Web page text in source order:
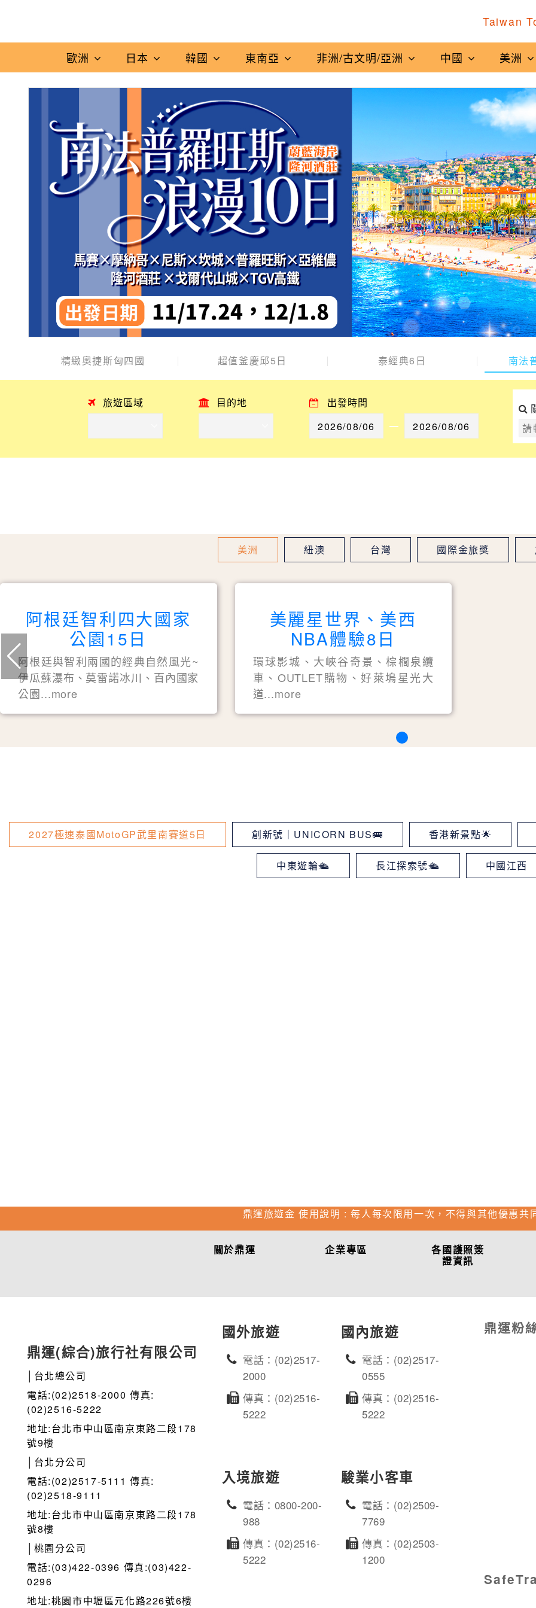
Taiwan
歐洲 日本 韓國 東南亞 非洲/古文明/亞洲 中國 美洲
精緻奧捷斯匈四國 超值釜慶邱5日 泰經典6日 南法
旅遊區域 目的地 出發時間
美洲 紐澳 台灣 國際金旅獎
阿根廷智利四大國家
公園15日
阿根廷與智利兩國的經典自然風光~
伊瓜蘇瀑布、莫雷諾冰川、百內國家
公園...more
美麗星世界、美西
NBA體驗8日
環球影城、大峽谷奇景、棕櫚泉纜
車、OUTLET購物、好萊塢星光大
道...more
2027極速泰國MotoGP武里南賽道5日 創新號｜UNICORN BUS🚌 香港新景點🌟
中東遊輪🛳 長江探索號🛳 中國江西
鼎運旅遊金 使用說明 : 每人每次限用一次，不得與其他優惠共
關於鼎運 企業專區
各國護照簽
證資訊
鼎運(綜合)旅行社有限公司
│台北總公司
電話:(02)2518-2000 傳真:
(02)2516-5222
地址:台北市中山區南京東路二段178
號9樓
│台北分公司
電話:(02)2517-5111 傳真:
(02)2518-9111
地址:台北市中山區南京東路二段178
號8樓
│桃園分公司
電話:(03)422-0396 傳真:(03)422-
0296
地址:桃園市中壢區元化路226號6樓
國外旅遊
電話：(02)2517-
2000
傳真：(02)2516-
5222
國內旅遊
電話：(02)2517-
0555
傳真：(02)2516-
5222
入境旅遊
電話：0800-200-
988
傳真：(02)2516-
5222
駿業小客車
電話：(02)2509-
7769
傳真：(02)2503-
1200
鼎運粉